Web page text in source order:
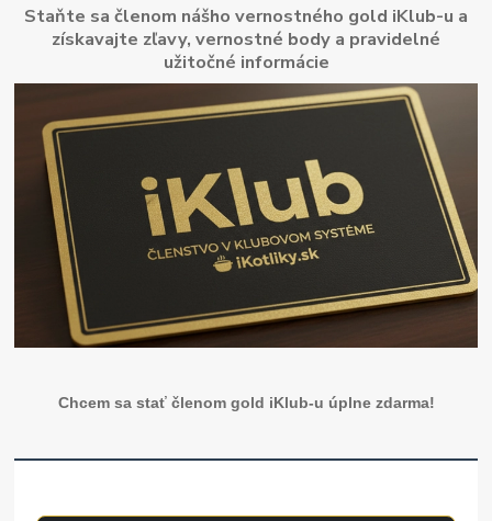
Staňte sa členom nášho vernostného gold iKlub-u a
získavajte zľavy, vernostné body a pravidelné
užitočné informácie
Chcem sa stať členom gold iKlub-u úplne zdarma!